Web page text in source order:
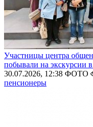
Участницы центра
побывали на экскурсии
30.07.2026, 12:38 ФОТО
пенсионеры